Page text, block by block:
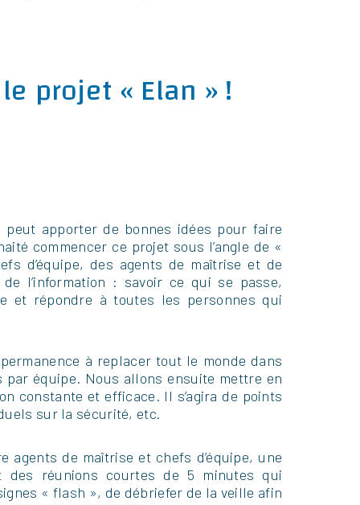
projet « Elan » !
apporter de bonnes idées pour faire
commencer ce projet sous l’angle de «
d’équipe, des agents de maîtrise et de
l’information : savoir ce qui se passe,
et répondre à toutes les personnes qui
à replacer tout le monde dans
équipe. Nous allons ensuite mettre en
constante et efficace. Il s’agira de points
sur la sécurité, etc.
agents de maîtrise et chefs d’équipe, une
des réunions courtes de 5 minutes qui
« flash », de débriefer de la veille afin